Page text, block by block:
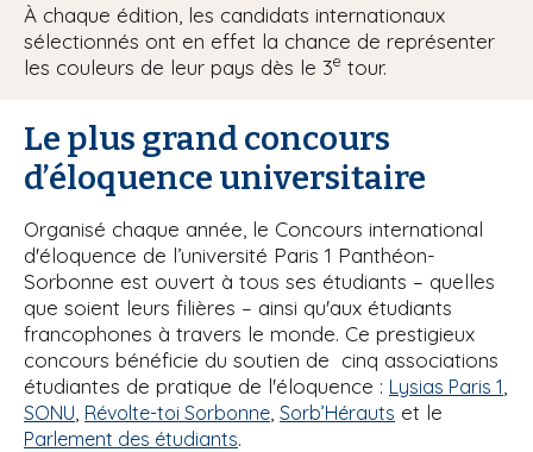
À chaque édition, les candidats internationaux
sélectionnés ont en effet la chance de représenter
les couleurs de leur pays dès le 3e tour.
Le plus grand concours
d’éloquence universitaire
Organisé chaque année, le Concours international
d'éloquence de l’université Paris 1 Panthéon-
Sorbonne est ouvert à tous ses étudiants – quelles
que soient leurs filières – ainsi qu'aux étudiants
francophones à travers le monde. Ce prestigieux
concours bénéficie du soutien de cinq associations
étudiantes de pratique de l'éloquence : Lysias Paris 1
SONU Révolte-toi Sorbonne Sorb’Hérauts et le
Parlement des étudiants.